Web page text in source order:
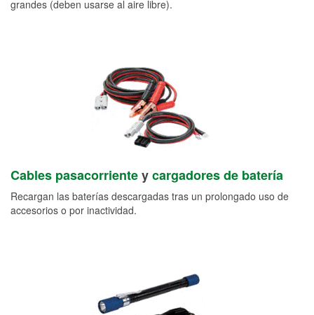
grandes (deben usarse al aire libre).
Cables pasacorrienteycargadores de batería
Recargan las baterías descargadas tras un prolongado uso de
accesorios o por inactividad.